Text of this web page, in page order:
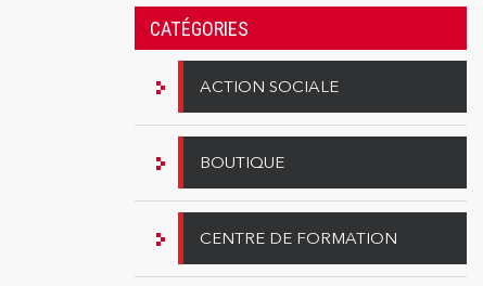
CATÉGORIES
ACTION SOCIALE
BOUTIQUE
CENTRE DE FORMATION